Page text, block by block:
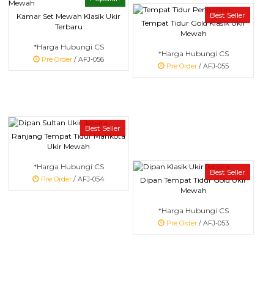
Kamar Set Mewah Klasik Ukir
Terbaru
*Harga Hubungi CS
Pre Order / AFJ-056
Best Seller
Tempat Tidur Gold Klasik Ukir
Mewah
*Harga Hubungi CS
Pre Order / AFJ-055
Best Seller
Ranjang Tempat Tidur Mahkota
Ukir Mewah
*Harga Hubungi CS
Pre Order / AFJ-054
Best Seller
Dipan Tempat Tidur Gold Ukir
Mewah
*Harga Hubungi CS
Pre Order / AFJ-053